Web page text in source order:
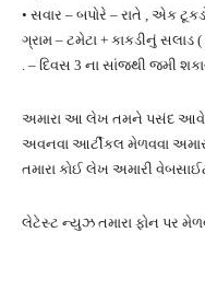
• સવાર – બપોરે – રાતે , એક
ગ્રામ – ટમેટા + કાકડીનું
. – દિવસ 3 ના સાંજથી જમી
અમારા આ લેખ તમને પસંદ આવે
અવનવા આર્ટીકલ મેળવવા
તમારા કોઈ લેખ અમારી
લેટેસ્ટ ન્યુઝ તમારા ફોન પર